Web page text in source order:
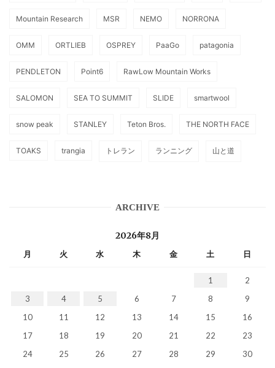
Mountain Research MSR NEMO NORRONA
OMM ORTLIEB OSPREY PaaGo patagonia
PENDLETON Point6 RawLow Mountain Works
SALOMON SEA TO SUMMIT SLIDE smartwool
snow peak STANLEY Teton Bros. THE NORTH FACE
TOAKS trangia トレラン ランニング 山と道
ARCHIVE
2026年8月
月 火 水 木 金 土 日
1
2
3
4 5 6 7 8
9
10
11 12 13 14 15
16
17
18 19 20 21 22
23
24
25 26 27 28 29
30